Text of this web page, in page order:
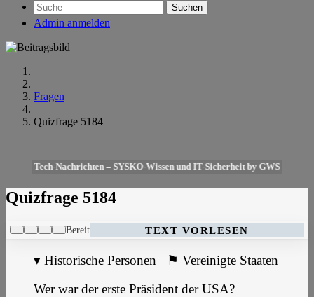
Suchen
Admin anmelden
Fragen
Quizfrage 5184
Tech-Nachrichten – SYSKO-Wissen und IT-Sicherheit by GWS
Quizfrage 5184
Bereit TEXT VORLESEN
▾ Historische Personen ⚑ Vereinigte Staaten
Wer war der erste Präsident der USA?